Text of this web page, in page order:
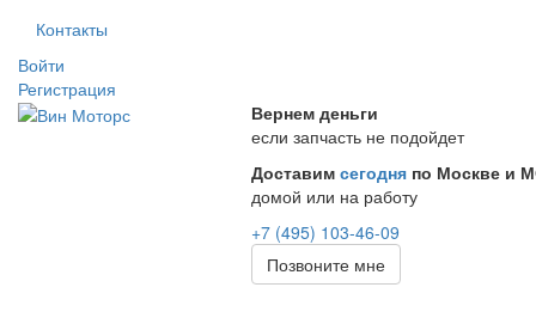
Контакты
Войти
Регистрация
Вернем деньги
если запчасть не подойдет
Доставим сегодня по Москве и
домой или на работу
+7 (495) 103-46-09
Позвоните мне